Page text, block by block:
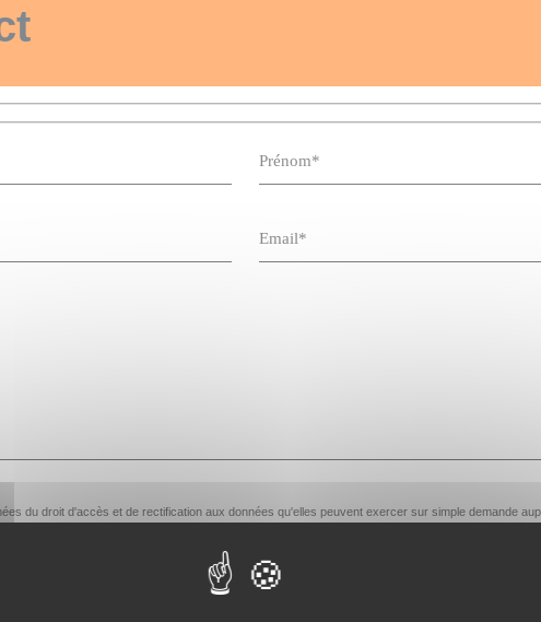
du droit d'accès et de rectification aux données qu'elles peuvent exercer sur simple demande